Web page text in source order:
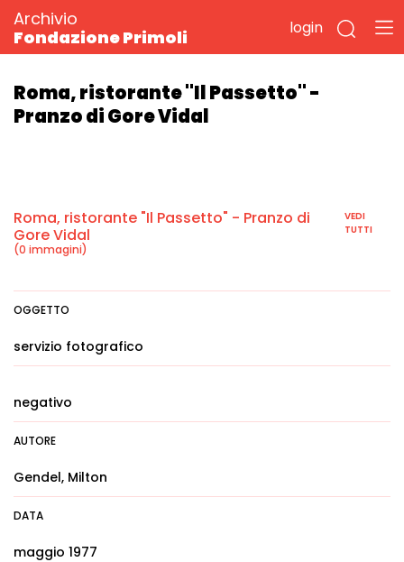
Archivio
Fondazione Primoli
login
Roma, ristorante "Il Passetto" -
Pranzo di Gore Vidal
Roma, ristorante "Il Passetto" - Pranzo di
Gore Vidal
(0 immagini)
VEDI
TUTTI
OGGETTO
servizio fotografico
negativo
AUTORE
Gendel, Milton
DATA
maggio 1977